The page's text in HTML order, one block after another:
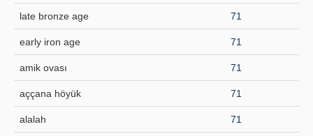
late bronze age 71
early iron age 71
amik ovası 71
aççana höyük 71
alalah 71